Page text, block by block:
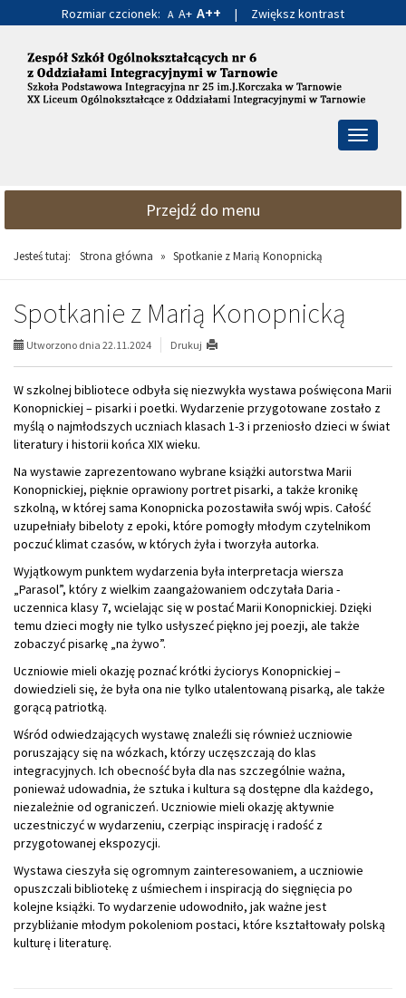
głównej
treści
wyszukiwarki
Rozmiar czcionek: A A+ A++ | Zwiększ kontrast
Przełącz
Przejdź do menu
Jesteś tutaj: Strona główna » Spotkanie z Marią Konopnicką
Spotkanie z Marią Konopnicką
Utworzono dnia 22.11.2024 Drukuj
W szkolnej bibliotece odbyła się niezwykła wystawa poświęcona Marii
Konopnickiej – pisarki i poetki. Wydarzenie przygotowane zostało z
myślą o najmłodszych uczniach klasach 1-3 i przeniosło dzieci w świat
literatury i historii końca XIX wieku.
Na wystawie zaprezentowano wybrane książki autorstwa Marii
Konopnickiej, pięknie oprawiony portret pisarki, a także kronikę
szkolną, w której sama Konopnicka pozostawiła swój wpis. Całość
uzupełniały bibeloty z epoki, które pomogły młodym czytelnikom
poczuć klimat czasów, w których żyła i tworzyła autorka.
Wyjątkowym punktem wydarzenia była interpretacja wiersza
„Parasol”, który z wielkim zaangażowaniem odczytała Daria -
uczennica klasy 7, wcielając się w postać Marii Konopnickiej. Dzięki
temu dzieci mogły nie tylko usłyszeć piękno jej poezji, ale także
zobaczyć pisarkę „na żywo”.
Uczniowie mieli okazję poznać krótki życiorys Konopnickiej –
dowiedzieli się, że była ona nie tylko utalentowaną pisarką, ale także
gorącą patriotką.
Wśród odwiedzających wystawę znaleźli się również uczniowie
poruszający się na wózkach, którzy uczęszczają do klas
integracyjnych. Ich obecność była dla nas szczególnie ważna,
ponieważ udowadnia, że sztuka i kultura są dostępne dla każdego,
niezależnie od ograniczeń. Uczniowie mieli okazję aktywnie
uczestniczyć w wydarzeniu, czerpiąc inspirację i radość z
przygotowanej ekspozycji.
Wystawa cieszyła się ogromnym zainteresowaniem, a uczniowie
opuszczali bibliotekę z uśmiechem i inspiracją do sięgnięcia po
kolejne książki. To wydarzenie udowodniło, jak ważne jest
przybliżanie młodym pokoleniom postaci, które kształtowały polską
kulturę i literaturę.